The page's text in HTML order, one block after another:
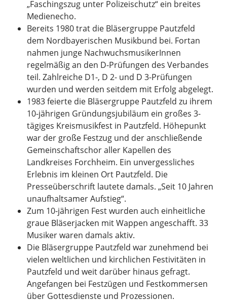
„Faschingszug unter Polizeischutz“ ein breites
Medienecho.
Bereits 1980 trat die Bläsergruppe Pautzfeld
dem Nordbayerischen Musikbund bei. Fortan
nahmen junge NachwuchsmusikerInnen
regelmäßig an den D-Prüfungen des Verbandes
teil. Zahlreiche D1-, D 2- und D 3-Prüfungen
wurden und werden seitdem mit Erfolg abgelegt.
1983 feierte die Bläsergruppe Pautzfeld zu ihrem
10-jährigen Gründungsjubiläum ein großes 3-
tägiges Kreismusikfest in Pautzfeld. Höhepunkt
war der große Festzug und der anschließende
Gemeinschaftschor aller Kapellen des
Landkreises Forchheim. Ein unvergessliches
Erlebnis im kleinen Ort Pautzfeld. Die
Presseüberschrift lautete damals. „Seit 10 Jahren
unaufhaltsamer Aufstieg“.
Zum 10-jährigen Fest wurden auch einheitliche
graue Bläserjacken mit Wappen angeschafft. 33
Musiker waren damals aktiv.
Die Bläsergruppe Pautzfeld war zunehmend bei
vielen weltlichen und kirchlichen Festivitäten in
Pautzfeld und weit darüber hinaus gefragt.
Angefangen bei Festzügen und Festkommersen
über Gottesdienste und Prozessionen.